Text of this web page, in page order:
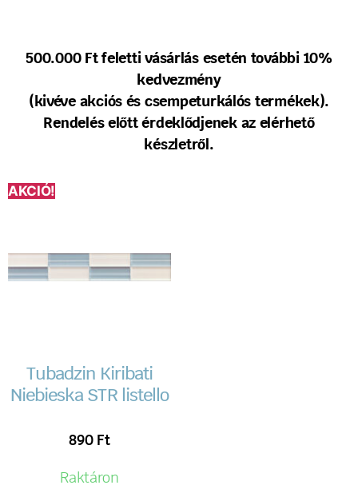
500.000 Ft feletti vásárlás esetén további 10%
kedvezmény
(kivéve akciós és csempeturkálós termékek).
Rendelés előtt érdeklődjenek az elérhető
készletről.
AKCIÓ!
Tubadzin Kiribati
Niebieska STR listello
890 Ft
Raktáron